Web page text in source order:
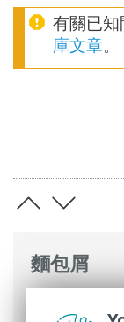
麵包屑
有關已
庫文章。